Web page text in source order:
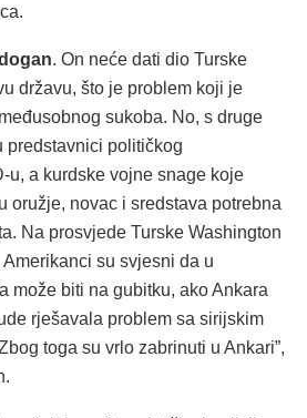
. On neće dati dio Turske
državu, što je problem koji je
sukoba. No, s druge
predstavnici političkog
u, a kurdske vojne snage koje
oružje, novac i sredstava potrebna
Na prosvjede Turske Washington
su svjesni da u
može biti na gubitku, ako Ankara
rješavala problem sa sirijskim
toga su vrlo zabrinuti u Ankari”,